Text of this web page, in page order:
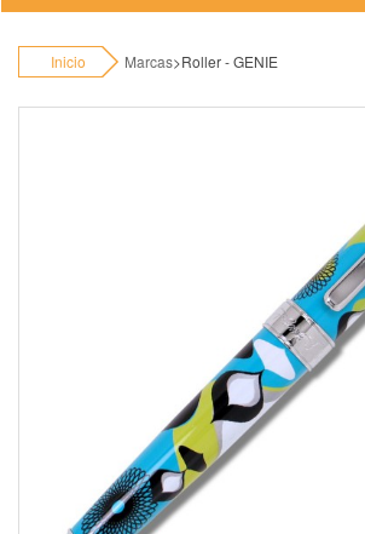
Inicio Marcas>Roller - GENIE